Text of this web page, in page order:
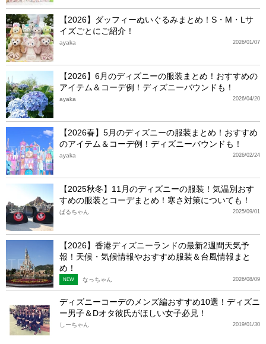
【2026】ダッフィーぬいぐるみまとめ！S・M・Lサ
イズごとにご紹介！
2026/01/07
ayaka
【2026】6月のディズニーの服装まとめ！おすすめの
アイテム＆コーデ例！ディズニーバウンドも！
2026/04/20
ayaka
【2026春】5月のディズニーの服装まとめ！おすすめ
のアイテム＆コーデ例！ディズニーバウンドも！
2026/02/24
ayaka
【2025秋冬】11月のディズニーの服装！気温別おす
すめの服装とコーデまとめ！寒さ対策についても！
2025/09/01
ぱるちゃん
【2026】香港ディズニーランドの最新2週間天気予
報！天候・気候情報やおすすめ服装＆台風情報まと
め！
2026/08/09
NEW なっちゃん
ディズニーコーデのメンズ編おすすめ10選！ディズニ
ー男子＆Dオタ彼氏がほしい女子必見！
2019/01/30
しーちゃん